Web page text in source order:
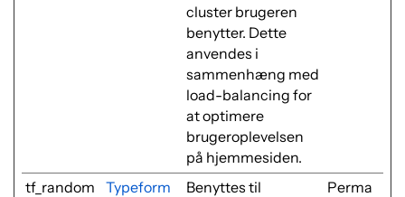
cluster brugeren
benytter. Dette
anvendes i
sammenhæng med
load-balancing for
at optimere
brugeroplevelsen
på hjemmesiden.
tf_random
Typeform
Benyttes til
Perma